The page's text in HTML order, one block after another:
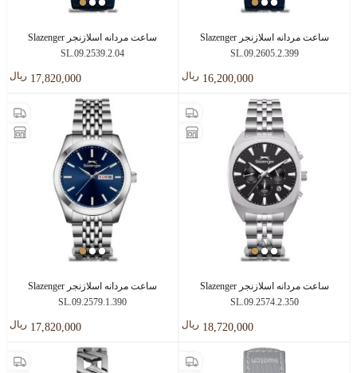
ساعت مردانه اسلازنجر Slazenger
SL.09.2605.2.399
16,200,000 ريال
ساعت مردانه اسلازنجر Slazenger
SL.09.2539.2.04
17,820,000 ريال
ساعت مردانه اسلازنجر Slazenger
SL.09.2574.2.350
18,720,000 ريال
ساعت مردانه اسلازنجر Slazenger
SL.09.2579.1.390
17,820,000 ريال